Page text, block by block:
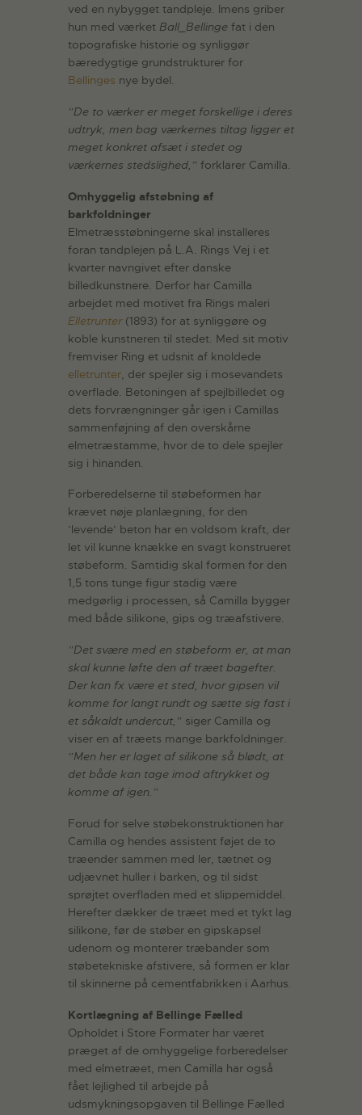
ved en nybygget tandpleje. Imens griber
hun med værket Ball_Bellinge fat i den
topografiske historie og synliggør
bæredygtige grundstrukturer for
Bellinges nye bydel.
”De to værker er meget forskellige i deres
udtryk, men bag værkernes tiltag ligger et
meget konkret afsæt i stedet og
værkernes stedslighed,” forklarer Camilla.
Omhyggelig afstøbning af
barkfoldninger
Elmetræsstøbningerne skal installeres
foran tandplejen på L.A. Rings Vej i et
kvarter navngivet efter danske
billedkunstnere. Derfor har Camilla
arbejdet med motivet fra Rings maleri
Elletrunter(1893) for at synliggøre og
koble kunstneren til stedet. Med sit motiv
fremviser Ring et udsnit af knoldede
elletrunter, der spejler sig i mosevandets
overflade. Betoningen af spejlbilledet og
dets forvrængninger går igen i Camillas
sammenføjning af den overskårne
elmetræstamme, hvor de to dele spejler
sig i hinanden.
Forberedelserne til støbeformen har
krævet nøje planlægning, for den
’levende’ beton har en voldsom kraft, der
let vil kunne knække en svagt konstrueret
støbeform. Samtidig skal formen for den
1,5 tons tunge figur stadig være
medgørlig i processen, så Camilla bygger
med både silikone, gips og træafstivere.
”Det svære med en støbeform er, at man
skal kunne løfte den af træet bagefter.
Der kan fx være et sted, hvor gipsen vil
komme for langt rundt og sætte sig fast i
et såkaldt undercut,” siger Camilla og
viser en af træets mange barkfoldninger.
”Men her er laget af silikone så blødt, at
det både kan tage imod aftrykket og
komme af igen.”
Forud for selve støbekonstruktionen har
Camilla og hendes assistent føjet de to
træender sammen med ler, tætnet og
udjævnet huller i barken, og til sidst
sprøjtet overfladen med et slippemiddel.
Herefter dækker de træet med et tykt lag
silikone, før de støber en gipskapsel
udenom og monterer træbander som
støbetekniske afstivere, så formen er klar
til skinnerne på cementfabrikken i Aarhus.
Kortlægning af Bellinge Fælled
Opholdet i Store Formater har været
præget af de omhyggelige forberedelser
med elmetræet, men Camilla har også
fået lejlighed til arbejde på
udsmykningsopgaven til Bellinge Fælled